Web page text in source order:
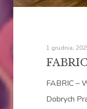
1 grudnia,
FABRIC
FABRIC –
Dobrych